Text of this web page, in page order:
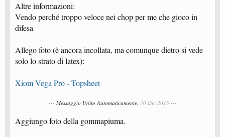
Altre informazioni:
Vendo perché troppo veloce nei chop per me che gioco in
difesa
Allego foto (è ancora incollata, ma comunque dietro si vede
solo lo strato di latex):
Xiom Vega Pro - Topsheet
--- Messaggio Unito Automaticamente, 30 Dic 2015 ---
Aggiungo foto della gommapiuma.